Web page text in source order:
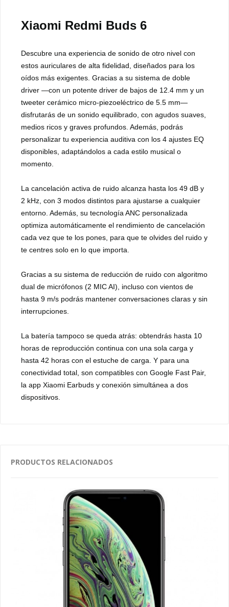
Xiaomi Redmi Buds 6
Descubre una experiencia de sonido de otro nivel con
estos auriculares de alta fidelidad, diseñados para los
oídos más exigentes. Gracias a su sistema de doble
driver —con un potente driver de bajos de 12.4 mm y un
tweeter cerámico micro-piezoeléctrico de 5.5 mm—
disfrutarás de un sonido equilibrado, con agudos suaves,
medios ricos y graves profundos. Además, podrás
personalizar tu experiencia auditiva con los 4 ajustes EQ
disponibles, adaptándolos a cada estilo musical o
momento.
La cancelación activa de ruido alcanza hasta los 49 dB y
2 kHz, con 3 modos distintos para ajustarse a cualquier
entorno. Además, su tecnología ANC personalizada
optimiza automáticamente el rendimiento de cancelación
cada vez que te los pones, para que te olvides del ruido y
te centres solo en lo que importa.
Gracias a su sistema de reducción de ruido con algoritmo
dual de micrófonos (2 MIC AI), incluso con vientos de
hasta 9 m/s podrás mantener conversaciones claras y sin
interrupciones.
La batería tampoco se queda atrás: obtendrás hasta 10
horas de reproducción continua con una sola carga y
hasta 42 horas con el estuche de carga. Y para una
conectividad total, son compatibles con Google Fast Pair,
la app Xiaomi Earbuds y conexión simultánea a dos
dispositivos.
PRODUCTOS RELACIONADOS